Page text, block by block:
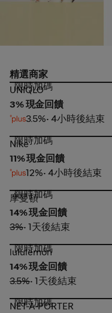
精選商家
UNIQLO
限時加碼
UNIQLO
3% 現金回饋
3.5%• 4小時後結束
Nike
限時加碼
Nike
11% 現金回饋
12%• 4小時後結束
摩曼頓
限時加碼
摩曼頓
14% 現金回饋
3%• 1天後結束
lululemon
限時加碼
lululemon
14% 現金回饋
3.5%• 1天後結束
NET-A-PORTER
限時加碼
NET-A-PORTER